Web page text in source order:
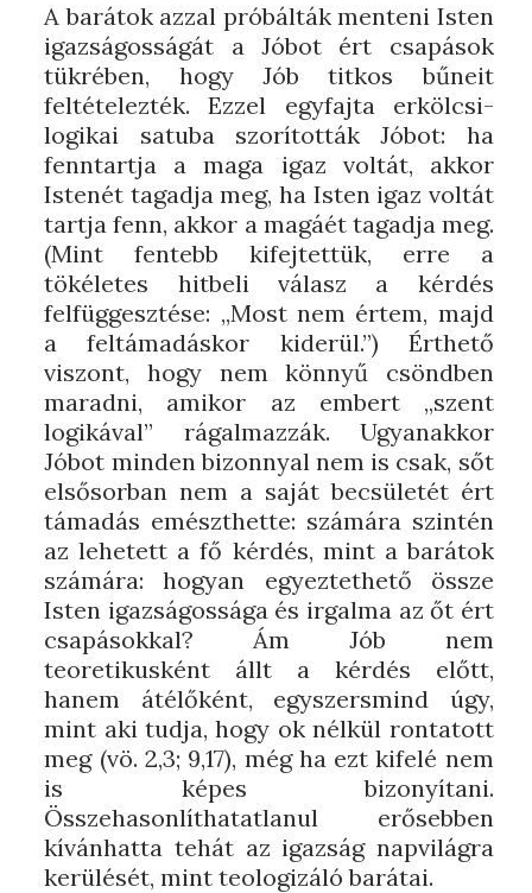
A barátok azzal próbálták menteni Isten
igazságosságát a Jóbot ért csapások
tükrében, hogy Jób titkos bűneit
feltételezték. Ezzel egyfajta erkölcsi-
logikai satuba szorították Jóbot: ha
fenntartja a maga igaz voltát, akkor
Istenét tagadja meg, ha Isten igaz voltát
tartja fenn, akkor a magáét tagadja meg.
(Mint fentebb kifejtettük, erre a
tökéletes hitbeli válasz a kérdés
felfüggesztése: „Most nem értem, majd
a feltámadáskor kiderül.”) Érthető
viszont, hogy nem könnyű csöndben
maradni, amikor az embert „szent
logikával” rágalmazzák. Ugyanakkor
Jóbot minden bizonnyal nem is csak, sőt
elsősorban nem a saját becsületét ért
támadás emészthette: számára szintén
az lehetett a fő kérdés, mint a barátok
számára: hogyan egyeztethető össze
Isten igazságossága és irgalma az őt ért
csapásokkal? Ám Jób nem
teoretikusként állt a kérdés előtt,
hanem átélőként, egyszersmind úgy,
mint aki tudja, hogy ok nélkül rontatott
meg (vö. 2,3; 9,17), még ha ezt kifelé nem
is képes bizonyítani.
Összehasonlíthatatlanul erősebben
kívánhatta tehát az igazság napvilágra
kerülését, mint teologizáló barátai.